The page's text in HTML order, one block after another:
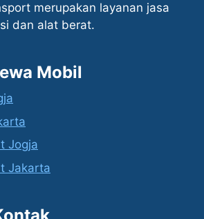
merupakan layanan jasa
dan alat berat.
Mobil
Jogja
Jakarta